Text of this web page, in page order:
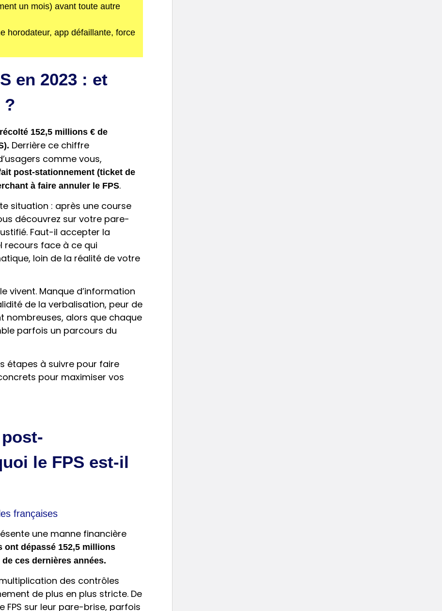
un mois) avant toute autre
horodateur, app défaillante, force
en 2023 : et
?
152,5 millions € de
Derrière ce chiffre
comme vous,
post-stationnement (ticket de
à faire annuler le FPS.
situation : après une course
découvrez sur votre pare-
Faut-il accepter la
recours face à ce qui
loin de la réalité de votre
vivent. Manque d’information
de la verbalisation, peur de
nombreuses, alors que chaque
parfois un parcours du
étapes à suivre pour faire
pour maximiser vos
le FPS est-il
françaises
une manne financière
ont dépassé 152,5 millions
ces dernières années.
des contrôles
de plus en plus stricte. De
sur leur pare-brise, parfois